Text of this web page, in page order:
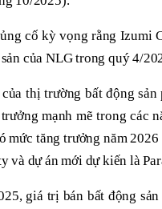
cố kỳ vọng rằng Izumi
của NLG trong quý 4/
thị trường bất động
mạnh mẽ trong các
mức tăng trưởng năm
và dự án mới dự kiến là
giá trị bán bất động